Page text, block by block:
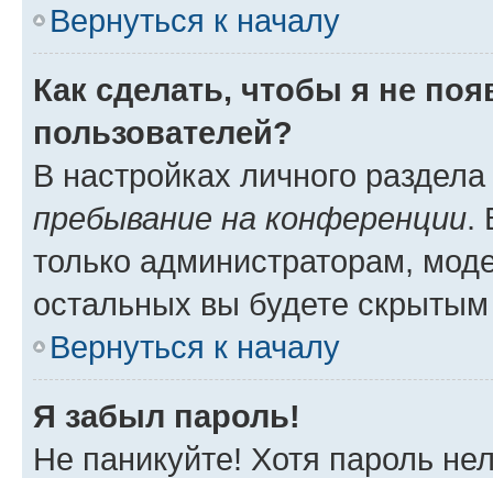
Вернуться к началу
Как сделать, чтобы я не
пользователей?
В настройках личного
пребывание на конференции.
только администраторам,
остальных вы будете
Вернуться к началу
Я забыл пароль!
Не паникуйте! Хотя пароль